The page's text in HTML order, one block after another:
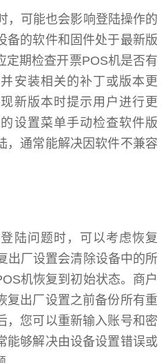
，可能也会影响登陆操作的
备的软件和固件处于最新版
定期检查开票POS机是否有
安装相关的补丁或版本更
新版本时提示用户进行更
设置菜单手动检查软件版
，通常能解决因软件不兼容
陆问题时，可以考虑恢复
出厂设置会清除设备中的所
机恢复到初始状态。商户
复出厂设置之前备份所有重
，您可以重新输入账号和密
能够解决由设备设置错误或